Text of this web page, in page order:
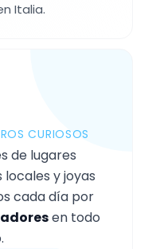
Italia.
CURIOSOS
de lugares
locales y joyas
cada día por
en todo